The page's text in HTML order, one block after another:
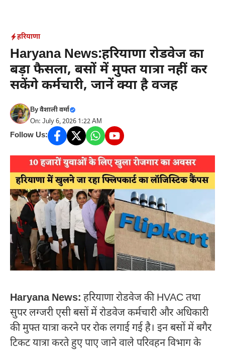
content
हरियाणा
Haryana News:हरियाणा रोडवेज का
बड़ा फैसला, बसों में मुफ्त यात्रा नहीं कर
सकेंगे कर्मचारी, जानें क्या है वजह
Byवैशाली वर्मा
On: July 6, 2026 1:22 AM
Follow Us:
Haryana News: हरियाणा रोडवेज की HVAC तथा
सुपर लग्जरी एसी बसों में रोडवेज कर्मचारी और अधिकारी
की मुफ्त यात्रा करने पर रोक लगाई गई है। इन बसों में बगैर
टिकट यात्रा करते हुए पाए जाने वाले परिवहन विभाग के